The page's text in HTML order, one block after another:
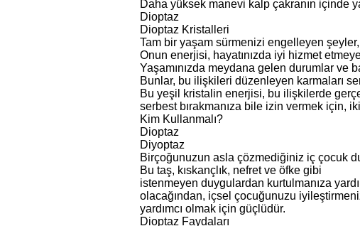
Daha yüksek manevi kalp çakranın içinde
Dioptaz
Dioptaz Kristalleri
Tam bir yaşam sürmenizi engelleyen şeyler,
Onun enerjisi, hayatınızda iyi hizmet
Yaşamınızda meydana gelen durumlar ve
Bunlar, bu ilişkileri düzenleyen karmaları
Bu yeşil kristalin enerjisi, bu ilişkilerde
serbest bırakmanıza bile izin vermek için,
Kim Kullanmalı?
Dioptaz
Diyoptaz
Birçoğunuzun asla çözmediğiniz iç çocuk
Bu taş, kıskançlık, nefret ve öfke gibi
istenmeyen duygulardan kurtulmanıza
olacağından, içsel çocuğunuzu
yardımcı olmak için güçlüdür.
Dioptaz Faydaları